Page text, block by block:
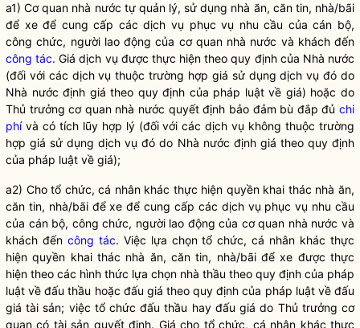
a1) Cơ quan nhà nước tự quản lý, sử dụng nhà ăn, căn tin, nhà/bãi
để xe để cung cấp các dịch vụ phục vụ nhu cầu của cán bộ,
công chức, người lao động của cơ quan nhà nước và khách đến
công tác. Giá dịch vụ được thực hiện theo quy định của Nhà nước
(đối với các dịch vụ thuộc trường hợp giá sử dụng dịch vụ đó do
Nhà nước định giá theo quy định của pháp luậtvề giá) hoặc do
Thủ trưởng cơ quan nhà nước quyết định bảo đảm bù đắp đủchi
phívà có tích lũy hợp lý (đối với các dịch vụ không thuộc trường
hợp giá sử dụng dịch vụ đó do Nhà nước định giá theo quy định
của pháp luật về giá);
a2) Cho tổ chức, cá nhân khác thực hiện quyền khai thác nhà ăn,
căn tin, nhà/bãi để xe để cung cấp các dịch vụ phục vụ nhu cầu
của cán bộ, công chức, người lao động của cơ quan nhà nước và
khách đến công tác. Việc lựa chọn tổ chức, cá nhân khác thực
hiện quyền khai thác nhà ăn, căn tin, nhà/bãi để xe được thực
hiện theo các hình thức lựa chọn nhà thầu theo quy định của pháp
luật về đấu thầu hoặc đấu giá theo quy định của pháp luậtvề đấu
giá tài sản; việc tổ chức đấu thầu hay đấu giá do Thủ trưởng cơ
quan có tài sản quyết định. Giá cho tổ chức, cá nhân khác thực